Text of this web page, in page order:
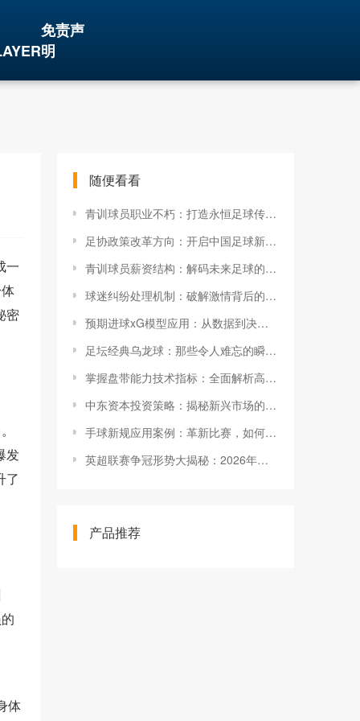
免责声
明
一
密
发
了
体
随便看看
青训球员职业不朽：打造永恒足球传奇的秘密
足协政策改革方向：开启中国足球新时代的关键之路
青训球员薪资结构：解码未来足球的潜力密码
球迷纠纷处理机制：破解激情背后的隐忧
预期进球xG模型应用：从数据到决策的全面提升
足坛经典乌龙球：那些令人难忘的瞬间揭秘
掌握盘带能力技术指标：全面解析高阶操控的秘密武器
中东资本投资策略：揭秘新兴市场的黄金钥匙
手球新规应用案例：革新比赛，如何少走弯路？
英超联赛争冠形势大揭秘：2026年你必须知道的真相
产品推荐